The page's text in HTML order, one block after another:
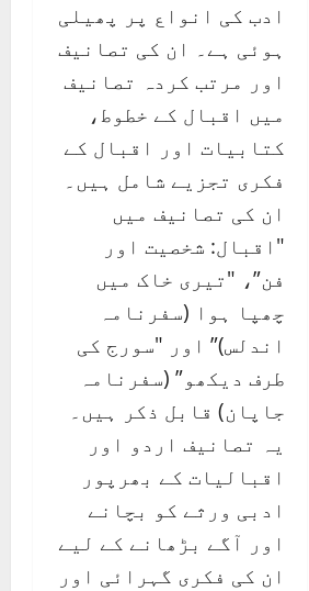
ادب کی انواع پر پھیلی
ہوئی ہے۔ ان کی تصانیف
اور مرتب کردہ تصانیف
میں اقبال کے خطوط،
کتابیات اور اقبال کے
فکری تجزیے شامل ہیں۔
ان کی تصانیف میں
"اقبال: شخصیت اور
فن”، "تیری خاک میں
چھپا ہوا (سفرنامہ
اندلس)” اور "سورج کی
طرف دیکھو” (سفرنامہ
جاپان) قابل ذکر ہیں۔
یہ تصانیف اردو اور
اقبالیات کے بھرپور
ادبی ورثے کو بچانے
اور آگے بڑھانے کے لیے
ان کی فکری گہرائی اور